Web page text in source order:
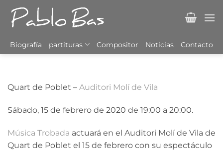
Saltar
contenido
Biografía partituras Compositor Noticias Contacto
Quart de Poblet – Auditori Molí de Vila
Sábado, 15 de febrero de 2020 de 19:00 a 20:00.
Música Trobada actuará en el Auditori Molí de Vila de
Quart de Poblet el 15 de febrero con su espectáculo